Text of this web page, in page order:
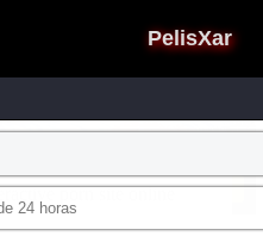
PelisXar